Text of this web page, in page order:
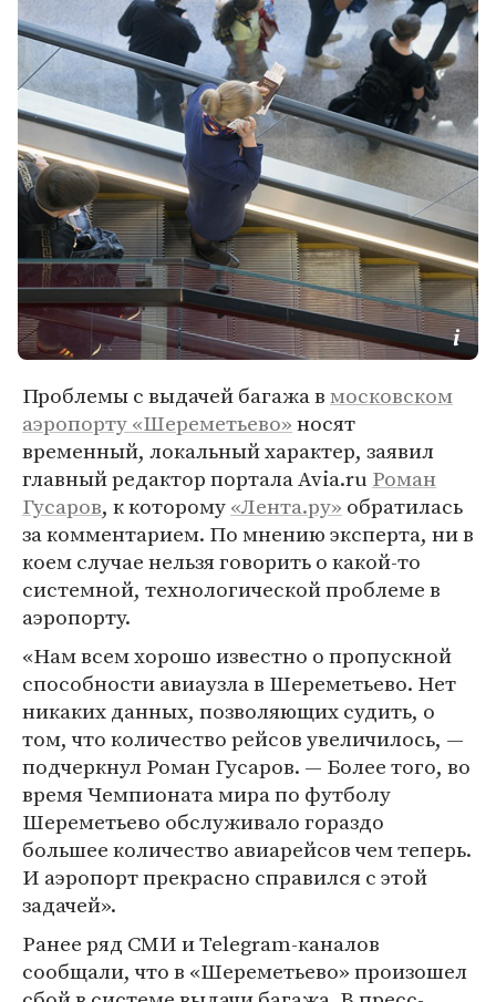
Проблемы с выдачей багажа вмосковском
аэропорту «Шереметьево»носят
временный, локальный характер, заявил
главный редактор портала Avia.ru Роман
Гусаров, к которому«Лента.ру» обратилась
за комментарием. По мнению эксперта, ни в
коем случае нельзя говорить о какой-то
системной, технологической проблеме в
аэропорту.
«Нам всем хорошо известно о пропускной
способности авиаузла в Шереметьево. Нет
никаких данных, позволяющих судить, о
том, что количество рейсов увеличилось, —
подчеркнул Роман Гусаров. — Более того, во
время Чемпионата мира по футболу
Шереметьево обслуживало гораздо
большее количество авиарейсов чем теперь.
И аэропорт прекрасно справился с этой
задачей».
Ранее ряд СМИ и Telegram-каналов
сообщали, что в «Шереметьево» произошел